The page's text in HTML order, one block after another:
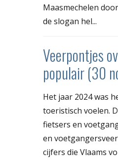
Maasmechelen
de slogan hel...
Veerpontjes
populair (30
Het jaar 2024 was
toeristisch voelen.
fietsers en
en
cijfers die Vlaams